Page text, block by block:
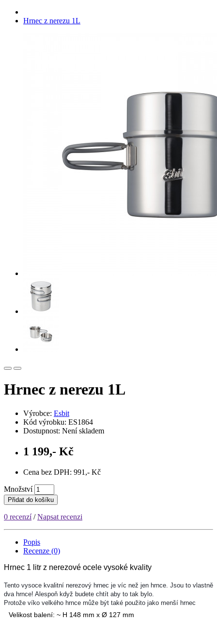
Hrnec z nerezu 1L
Hrnec z nerezu 1L
Výrobce: Esbit
Kód výrobku: ES1864
Dostupnost: Není skladem
1 199,- Kč
Cena bez DPH: 991,- Kč
Množství
Přidat do košíku
0 recenzí/Napsat recenzi
Popis
Recenze (0)
Hrnec 1 litr z nerezové ocele vysoké kvality
Tento vysoce kvalitní nerezový hrnec je víc než jen hrnce. Jsou to vlastně
dva hrnce! Alespoň když budete chtít aby to tak bylo.
Protože víko velkého hrnce může být také použito jako menší hrnec
Velikost balení: ~ H 148 mm x Ø 127 mm